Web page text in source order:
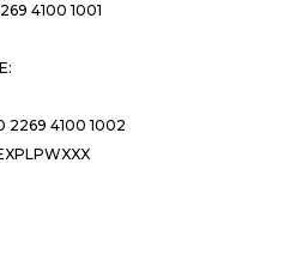
4100 1001
2269 4100 1002